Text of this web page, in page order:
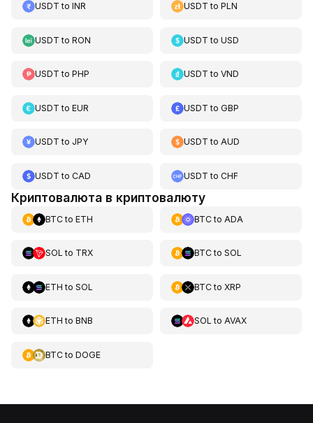
USDT to INR USDT toPLN
USDT to RON USDT toUSD
USDT to PHP USDT toVND
USDT to EUR USDT toGBP
USDT to JPY USDT toAUD
USDT to CAD USDT toCHF
Криптовалюта в криптовалюту
BTCto ETH BTCto ADA
SOL to TRX BTCto SOL
ETH to SOL BTCto XRP
ETH to BNB SOL to AVAX
BTCto DOGE